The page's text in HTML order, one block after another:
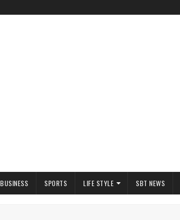
BUSINESS SPORTS LIFE STYLE SBT NEWS